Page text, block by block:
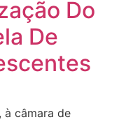
Do
De
à câmara de